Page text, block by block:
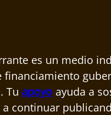
es un medio
financiamiento
Tu apoyo ayuda a
a continuar